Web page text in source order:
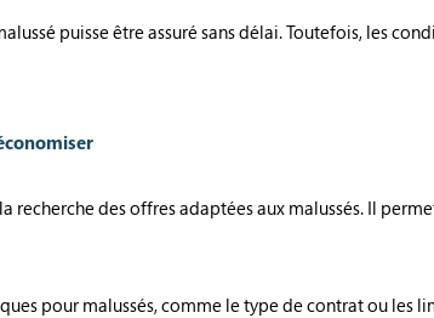
puisse être assuré sans délai. Toutefois, les
recherche des offres adaptées aux malussés. Il
pour malussés, comme le type de contrat ou les